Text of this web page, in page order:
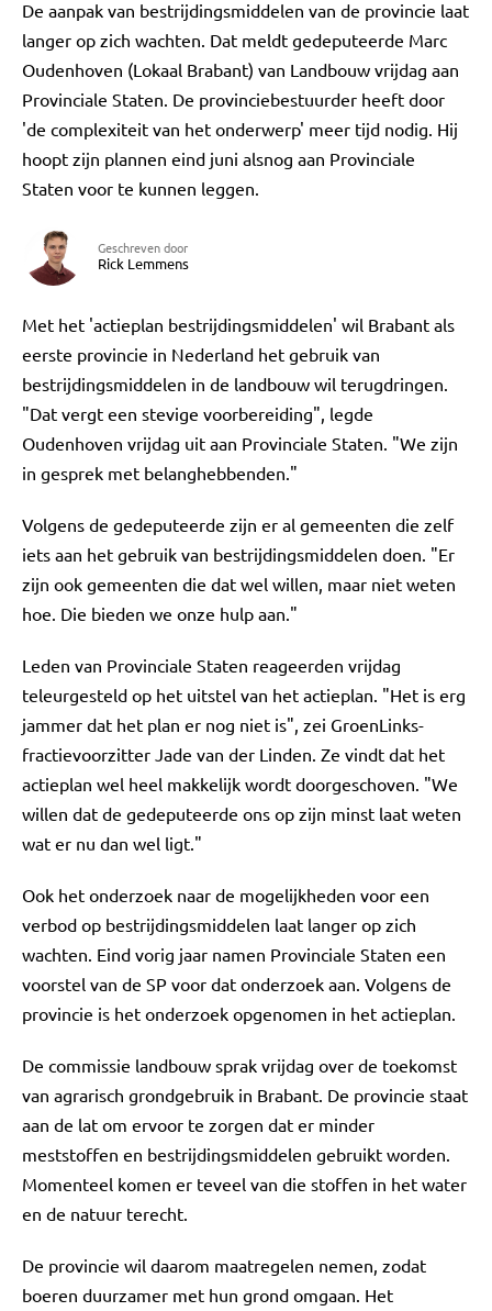
De aanpak van bestrijdingsmiddelen van de provincie laat
langer op zich wachten. Dat meldt gedeputeerde Marc
Oudenhoven (Lokaal Brabant) van Landbouw vrijdag aan
Provinciale Staten. De provinciebestuurder heeft door
'de complexiteit van het onderwerp' meer tijd nodig. Hij
hoopt zijn plannen eind juni alsnog aan Provinciale
Staten voor te kunnen leggen.
Geschreven door
Rick Lemmens
Met het 'actieplan bestrijdingsmiddelen' wil Brabant als
eerste provincie in Nederland het gebruik van
bestrijdingsmiddelen in de landbouw wil terugdringen.
"Dat vergt een stevige voorbereiding", legde
Oudenhoven vrijdag uit aan Provinciale Staten. "We zijn
in gesprek met belanghebbenden."
Volgens de gedeputeerde zijn er al gemeenten die zelf
iets aan het gebruik van bestrijdingsmiddelen doen. "Er
zijn ook gemeenten die dat wel willen, maar niet weten
hoe. Die bieden we onze hulp aan."
Leden van Provinciale Staten reageerden vrijdag
teleurgesteld op het uitstel van het actieplan. "Het is erg
jammer dat het plan er nog niet is", zei GroenLinks-
fractievoorzitter Jade van der Linden. Ze vindt dat het
actieplan wel heel makkelijk wordt doorgeschoven. "We
willen dat de gedeputeerde ons op zijn minst laat weten
wat er nu dan wel ligt."
Ook het onderzoek naar de mogelijkheden voor een
verbod op bestrijdingsmiddelen laat langer op zich
wachten. Eind vorig jaar namen Provinciale Staten een
voorstel van de SP voor dat onderzoek aan. Volgens de
provincie is het onderzoek opgenomen in het actieplan.
De commissie landbouw sprak vrijdag over de toekomst
van agrarisch grondgebruik in Brabant. De provincie staat
aan de lat om ervoor te zorgen dat er minder
meststoffen en bestrijdingsmiddelen gebruikt worden.
Momenteel komen er teveel van die stoffen in het water
en de natuur terecht.
De provincie wil daarom maatregelen nemen, zodat
boeren duurzamer met hun grond omgaan. Het